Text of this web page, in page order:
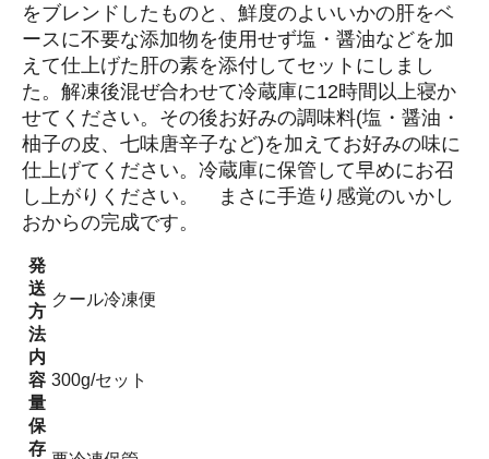
をブレンドしたものと、鮮度のよいいかの肝をベ
ースに不要な添加物を使用せず塩・醤油などを加
えて仕上げた肝の素を添付してセットにしまし
た。解凍後混ぜ合わせて冷蔵庫に12時間以上寝か
せてください。その後お好みの調味料(塩・醤油・
柚子の皮、七味唐辛子など)を加えてお好みの味に
仕上げてください。冷蔵庫に保管して早めにお召
し上がりください。 まさに手造り感覚のいかし
おからの完成です。
発
送
方
法
クール冷凍便
内
容
量
300g/セット
保
存